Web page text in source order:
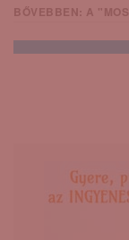
BŐVEBBEN: A "MOST" ÉS A